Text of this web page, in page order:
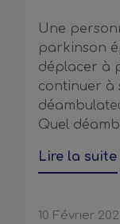
Une
parkinson
déplacer à
continuer à
Quel
Lire la suite
10 Février